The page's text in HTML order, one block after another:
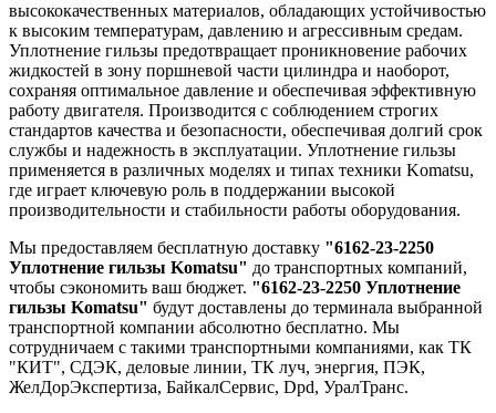
высококачественных материалов, обладающих устойчивостью
к высоким температурам, давлению и агрессивным средам.
Уплотнение гильзы предотвращает проникновение рабочих
жидкостей в зону поршневой части цилиндра и наоборот,
сохраняя оптимальное давление и обеспечивая эффективную
работу двигателя. Производится с соблюдением строгих
стандартов качества и безопасности, обеспечивая долгий срок
службы и надежность в эксплуатации. Уплотнение гильзы
применяется в различных моделях и типах техники Komatsu,
где играет ключевую роль в поддержании высокой
производительности и стабильности работы оборудования.
Мы предоставляем бесплатную доставку "6162-23-2250
Уплотнение гильзы Komatsu" до транспортных компаний,
чтобы сэкономить ваш бюджет. "6162-23-2250 Уплотнение
гильзы Komatsu" будут доставлены до терминала выбранной
транспортной компании абсолютно бесплатно. Мы
сотрудничаем с такими транспортными компаниями, как ТК
"КИТ", СДЭК, деловые линии, ТК луч, энергия, ПЭК,
ЖелДорЭкспертиза, БайкалСервис, Dpd, УралТранс.